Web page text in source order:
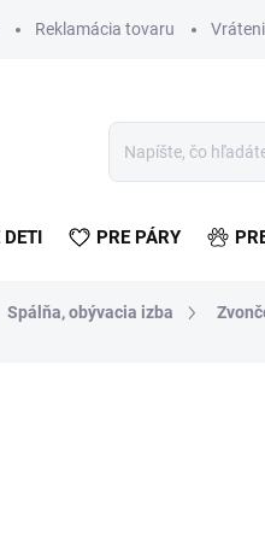
Reklamácia tovaru
DETI PRE PÁRY
Spálňa, obývacia izba